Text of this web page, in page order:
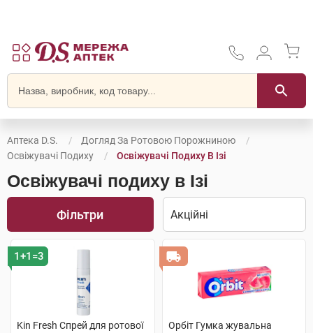
Аптека D.S.
Догляд За Ротовою Порожниною
Освіжувачі Подиху
Освіжувачі Подиху В Ізі
Освіжувачі подиху в Ізі
Фільтри
1+1=3
Kin Fresh Спрей для ротової
Орбіт Гумка жувальна